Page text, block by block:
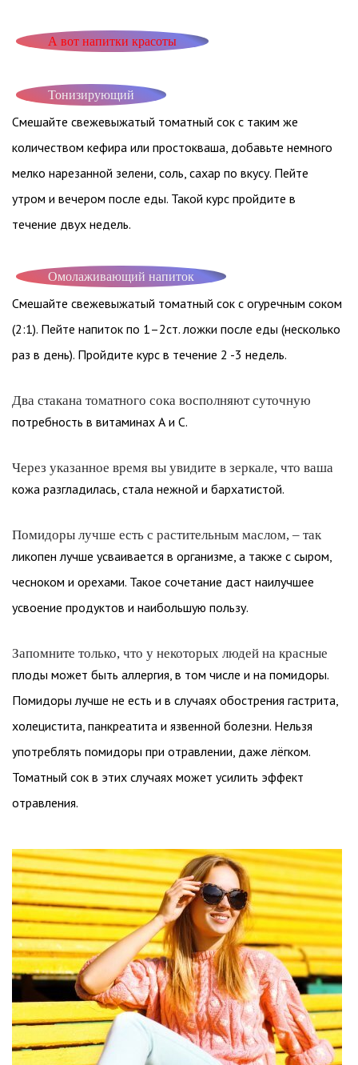
А вот напитки красоты
Тонизирующий
Смешайте свежевыжатый томатный сок с таким же
количеством кефира или простокваша, добавьте немного
мелко нарезанной зелени, соль, сахар по вкусу. Пейте
утром и вечером после еды. Такой курс пройдите в
течение двух недель.
Омолаживающий напиток
Смешайте свежевыжатый томатный сок с огуречным соком
(2:1). Пейте напиток по 1–2ст. ложки после еды (несколько
раз в день). Пройдите курс в течение 2 -3 недель.
Два стакана томатного сока восполняют суточную
потребность в витаминах А и С.
Через указанное время вы увидите в зеркале, что ваша
кожа разгладилась, стала нежной и бархатистой.
Помидоры лучше есть с растительным маслом, – так
ликопен лучше усваивается в организме, а также с сыром,
чесноком и орехами. Такое сочетание даст наилучшее
усвоение продуктов и наибольшую пользу.
Запомните только, что у некоторых людей на красные
плоды может быть аллергия, в том числе и на помидоры.
Помидоры лучше не есть и в случаях обострения гастрита,
холецистита, панкреатита и язвенной болезни. Нельзя
употреблять помидоры при отравлении, даже лёгком.
Томатный сок в этих случаях может усилить эффект
отравления.